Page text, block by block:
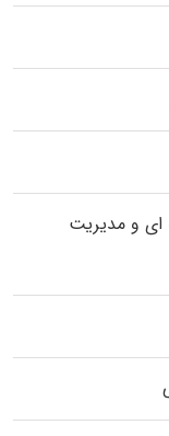
ای و مدیریت